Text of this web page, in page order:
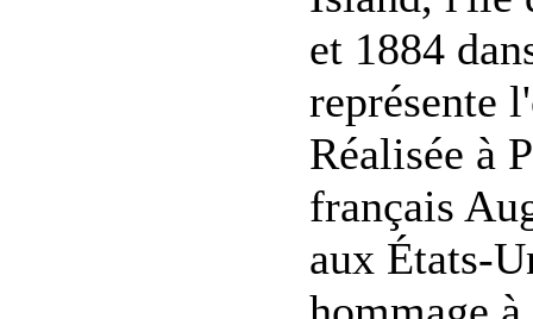
et 1884
représente
Réalisée à
français
aux États-